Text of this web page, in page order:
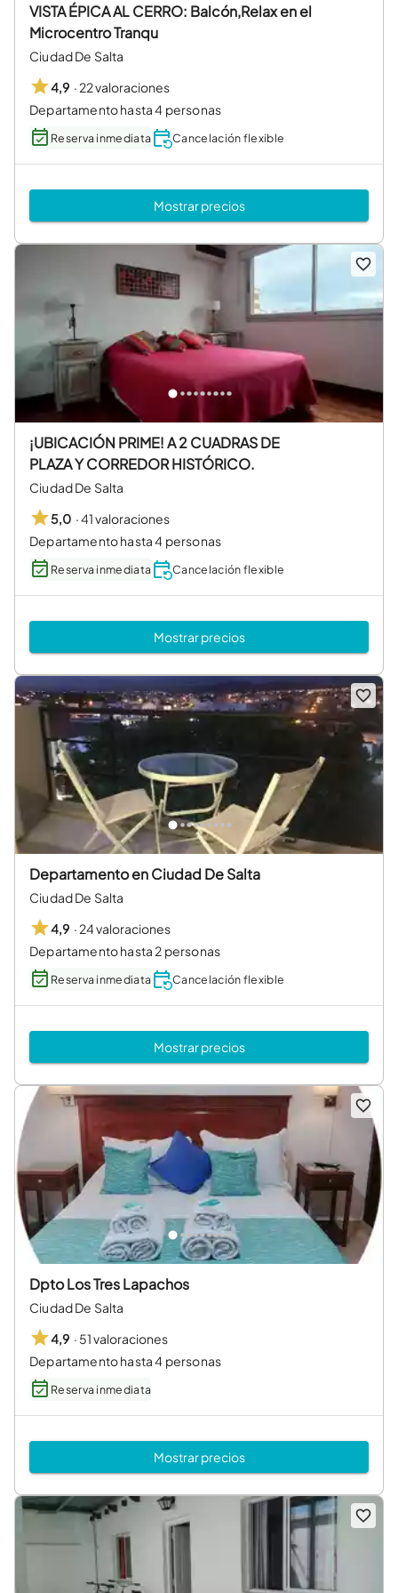
VISTA ÉPICA AL CERRO: Balcón,Relax en el
Microcentro Tranqu
Ciudad De Salta
4,9 · 22 valoraciones
Departamento hasta 4 personas
Reserva inmediata Cancelación flexible
Mostrar precios
¡UBICACIÓN PRIME! A 2 CUADRAS DE
PLAZA Y CORREDOR HISTÓRICO.
Ciudad De Salta
5,0 ·41 valoraciones
Departamento hasta 4 personas
Reserva inmediata Cancelación flexible
Mostrar precios
Departamento en Ciudad De Salta
Ciudad De Salta
4,9 · 24 valoraciones
Departamento hasta 2 personas
Reserva inmediata Cancelación flexible
Mostrar precios
Dpto Los Tres Lapachos
Ciudad De Salta
4,9 · 51 valoraciones
Departamento hasta 4 personas
Reserva inmediata
Mostrar precios